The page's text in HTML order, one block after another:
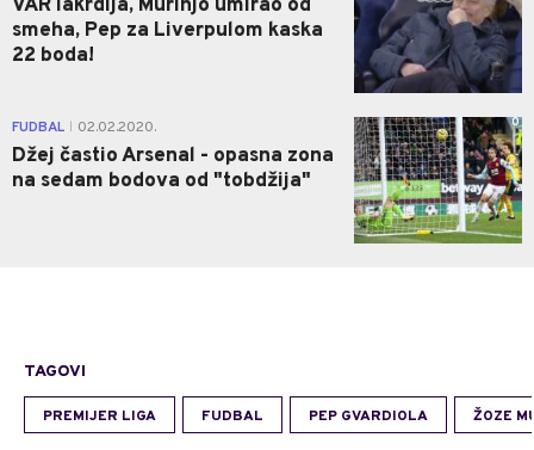
VAR lakrdija, Murinjo umirao od
smeha, Pep za Liverpulom kaska
22 boda!
FUDBAL 02.02.2020.
Džej častio Arsenal - opasna zona
na sedam bodova od "tobdžija"
0
TAGOVI
PREMIJER LIGA FUDBAL PEP GVARDIOLA ŽOZE